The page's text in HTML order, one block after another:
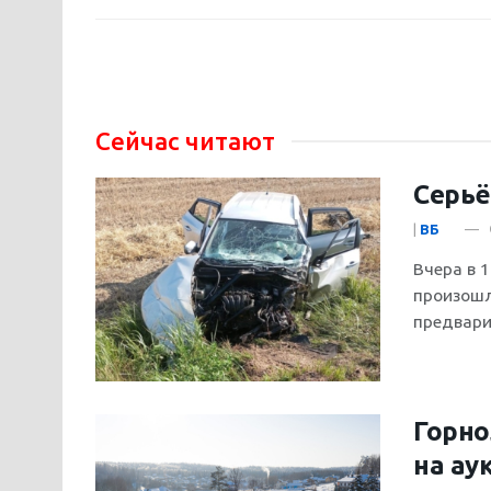
Сейчас читают
ВБ
Вчера в
на